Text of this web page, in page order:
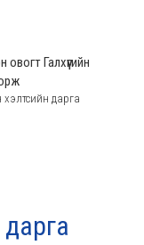
Галхүүгийн
хэлтсийн дарга